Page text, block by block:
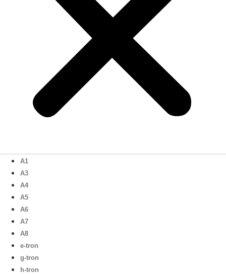
A1
A3
A4
A5
A6
A7
A8
e-tron
g-tron
h-tron